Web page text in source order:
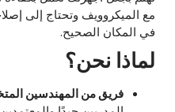
مع الميكروويف وتحتاج إلى
في المكان الصحيح.
لماذا نحن؟
فريق من المهندسين